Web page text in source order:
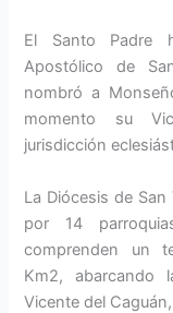
El Santo Padre
Apostólico de
nombró a
momento su
jurisdicción
La Diócesis de
por 14
comprenden un
Km2, abarcando
Vicente del